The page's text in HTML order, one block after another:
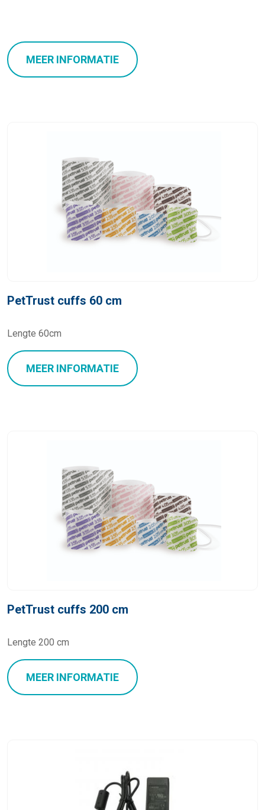
MEER INFORMATIE
PetTrust cuffs 60 cm
Lengte 60cm
MEER INFORMATIE
PetTrust cuffs 200 cm
Lengte 200 cm
MEER INFORMATIE